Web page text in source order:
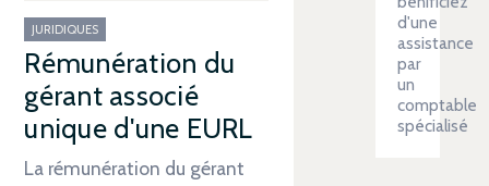
JURIDIQUES
Rémunération du
gérant associé
unique d'une EURL
La rémunération du gérant
d'une
assistance
par
un
comptable
spécialisé